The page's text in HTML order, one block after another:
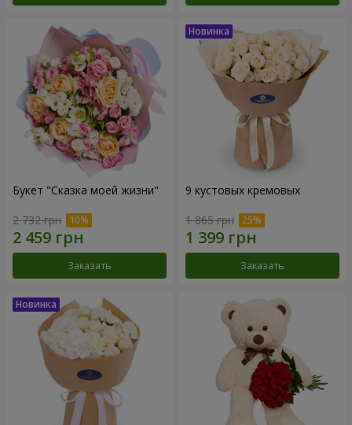
Букет "Сказка моей жизни"
2 732 грн
Заказать
9 кустовых кремовых
1 865 грн
Заказать